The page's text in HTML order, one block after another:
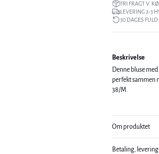
FRI FRAGT V.
LEVERING 2-3
30 DAGES
Beskrivelse
Denne bluse
perfekt sammen med et par
38/M.
Om produktet
Betaling,